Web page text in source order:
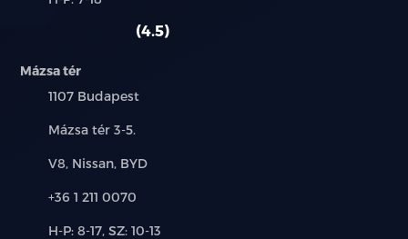
LED lámpa: nappali menetfény – ködfényszóró –
elakadásjelző - hátsó ködlámpa – kettős
tolatólámpa
Hazakísérő fény
Automata fényszóró
4.5
Mázsa tér
Település:
1107 Budapest
Cím:
Mázsa tér 3-5.
Márkák:
V8, Nissan, BYD
Telefon:
+36 1 211 0070
Új-
H-P: 8-17, SZ: 10-13